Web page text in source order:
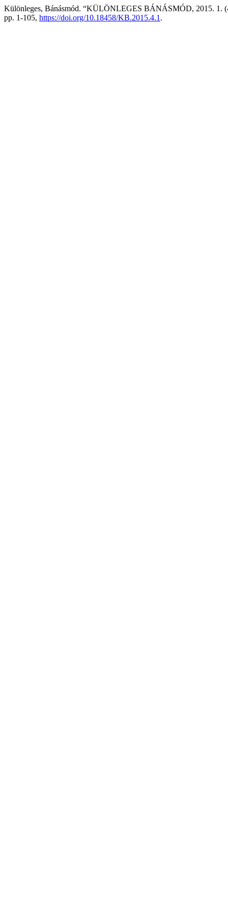
Különleges, Bánásmód. “KÜLÖNLEGES BÁNÁSMÓD, 2015. 1.
pp. 1-105, https://doi.org/10.18458/KB.2015.4.1 .